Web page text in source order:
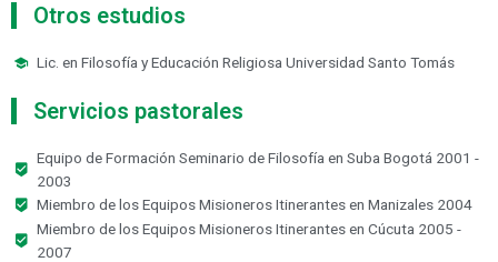
Otros estudios
Lic. en Filosofía y Educación Religiosa Universidad Santo Tomás
Servicios pastorales
Equipo de Formación Seminario de Filosofía en Suba Bogotá 2001 -
2003
Miembro de los Equipos Misioneros Itinerantes en Manizales 2004
Miembro de los Equipos Misioneros Itinerantes en Cúcuta 2005 -
2007